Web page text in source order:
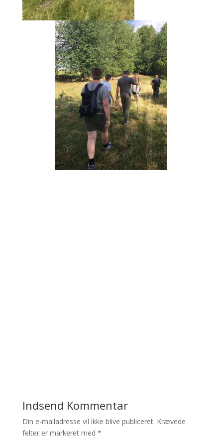
Indsend Kommentar
Din e-mailadresse vil ikke blive publiceret. Krævede
felter er markeret med *